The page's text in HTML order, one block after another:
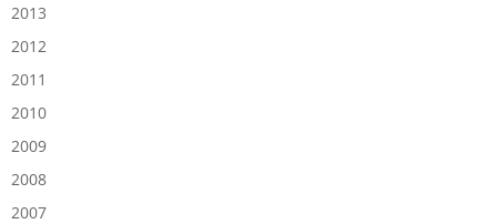
2013
2012
2011
2010
2009
2008
2007